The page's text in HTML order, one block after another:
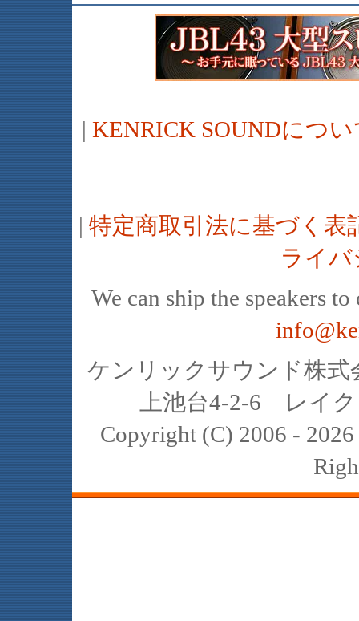
| KENRICK SOUNDにつ
| 特定商取引法に基づく表
ライ
We can ship the speakers
ケンリックサウンド株
上池台4-2-6 レイ
Copyright (C) 2006 -